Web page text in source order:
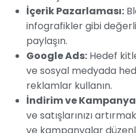
İçerik Pazarlaması:
infografikler gibi
paylaşın.
Google Ads: Hedef
ve sosyal medyada
reklamlar kullanın.
İndirim ve
ve satışlarınızı
ve kampanyalar